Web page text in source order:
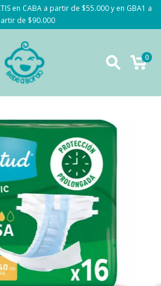
en CABA a partir de $55.000 y en GBA1 a
de $90.000
0